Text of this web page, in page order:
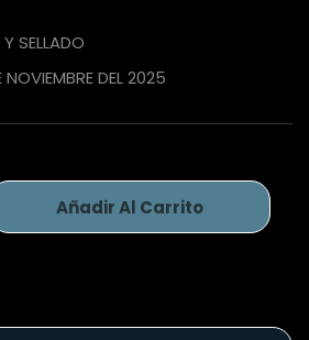
SELLADO
NOVIEMBRE DEL 2025
Añadir Al Carrito